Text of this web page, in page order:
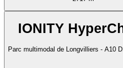
IONITY
Parc multimodal de Longvilliers - A10